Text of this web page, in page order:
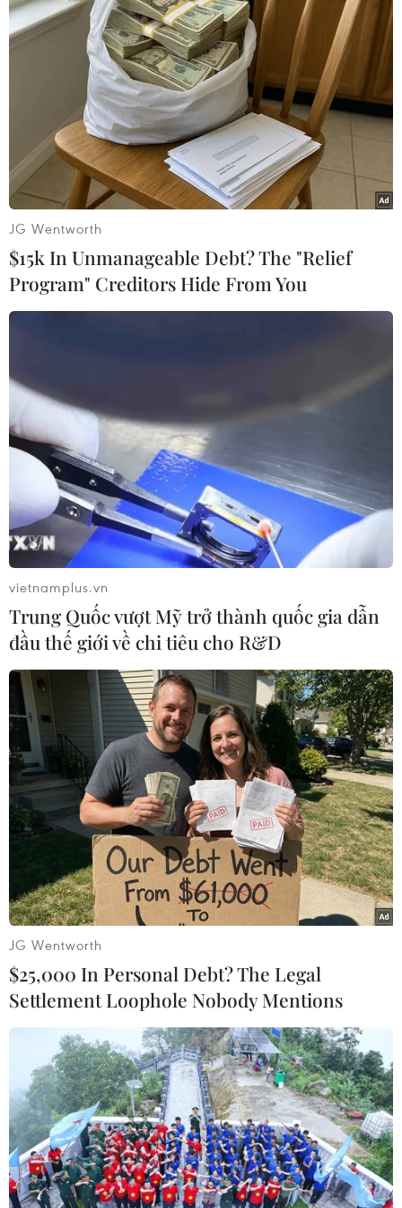
Xác định được thủ phạm vụ xả
súng kinh hoàng tại Đức
23/07/2016 04:51
Cảnh sát thành phố Munich (Đức) cho biết thủ phạm vụ
xả súng làm ít nhất 10 người chết là một thanh niên 18
tuổi người Đức gốc Iran, và tên này đã tự sát ngay sau
Tìm hiểu tình hình của công dân Việt Nam
sau vụ xả súng ở Munich
23/07/2016 05:41
Bộ Ngoại giao Việt Nam đang yêu cầu các cơ quan
chức năng tìm hiểu tình hình công dân Việt Nam đang
sinh sống và học tập tại Đức sau vụ tấn công tại thành
phố Munich vào chiều 22/7 theo giờ địa phương
Hội đồng an ninh liên bang Đức họp khẩn
sau vụ xả súng Munich
JG Wentworth
$15k In Unmanageable Debt? The "Relief
Program" Creditors Hide From You
vietnamplus.vn
Trung Quốc vượt Mỹ trở thành quốc gia dẫn
đầu thế giới về chi tiêu cho R&D
JG Wentworth
$25,000 In Personal Debt? The Legal
Settlement Loophole Nobody Mentions